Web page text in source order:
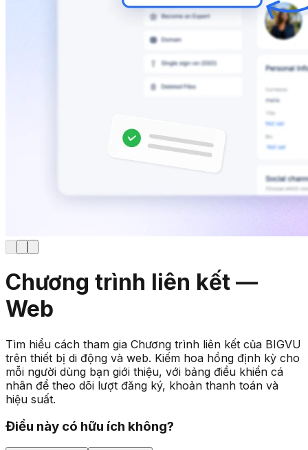
Chương trình liên kết —
Web
Tìm hiểu cách tham gia Chương trình liên kết của BIGVU
trên thiết bị di động và web. Kiếm hoa hồng định kỳ cho
mỗi người dùng bạn giới thiệu, với bảng điều khiển cá
nhân để theo dõi lượt đăng ký, khoản thanh toán và
hiệu suất.
Điều này có hữu ích không?